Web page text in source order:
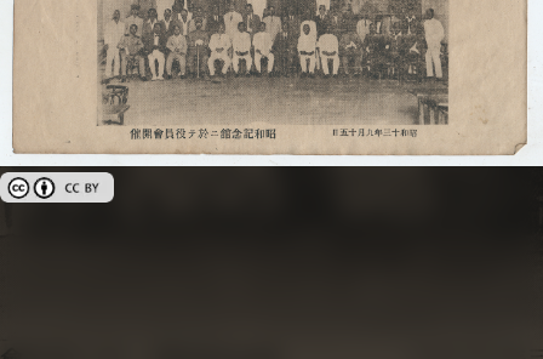
創用CC姓名標示 3.0 台灣及其後版本(CC BY 3.0 TW +)